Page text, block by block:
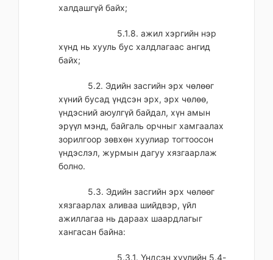
халдашгүй байх;
5.1.8. ажил хэргийн нэр
хүнд нь хууль бус халдлагаас ангид
байх;
5.2. Эдийн засгийн эрх чөлөөг
хүний бусад үндсэн эрх, эрх чөлөө,
үндэсний аюулгүй байдал, хүн амын
эрүүл мэнд, байгаль орчныг хамгаалах
зорилгоор зөвхөн хуулиар тогтоосон
үндэслэл, журмын дагуу хязгаарлаж
болно.
5.3. Эдийн засгийн эрх чөлөөг
хязгаарлах аливаа шийдвэр, үйл
ажиллагаа нь дараах шаардлагыг
хангасан байна:
5.3.1. Үндсэн хуулийн 5.4-